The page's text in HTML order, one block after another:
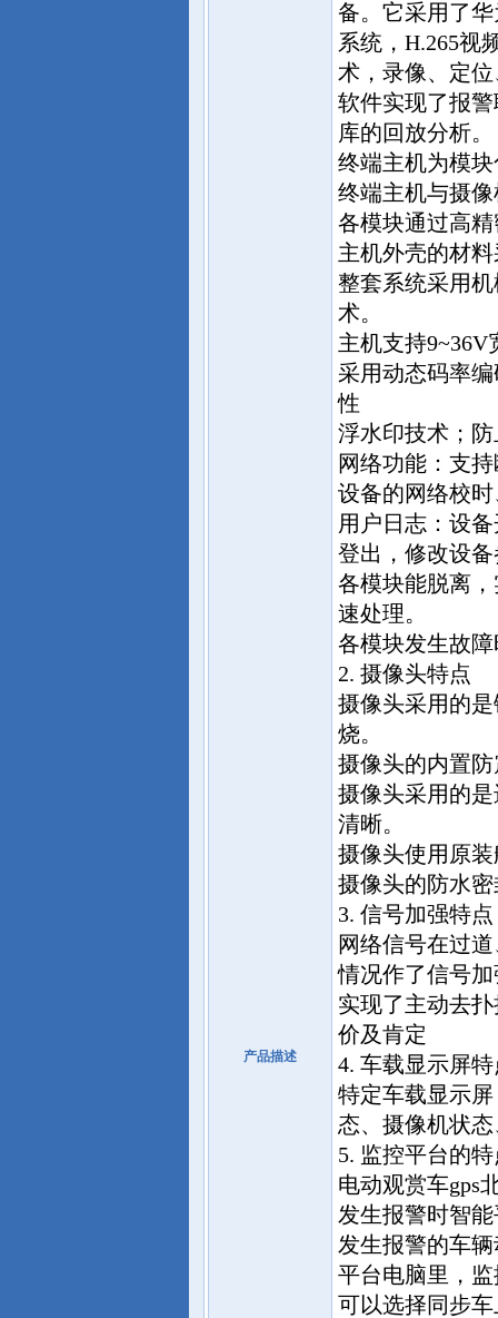
产品描述
备。它采用了
系统，H.265视
术，录像、定
软件实现了报
库的回放分析。
终端主机为模
终端主机与摄
各模块通过高
主机外壳的材
整套系统采用
术。
主机支持9~36V
采用动态码率
性
浮水印技术；
网络功能：支
设备的网络校
用户日志：设
登出，修改设
各模块能脱离
速处理。
各模块发生故
2. 摄像头特点
摄像头采用的
烧。
摄像头的内置
摄像头采用的
清晰。
摄像头使用原
摄像头的防水
3. 信号加强特点
网络信号在过
情况作了信号
实现了主动去
价及肯定
4. 车载显示屏特
特定车载显示
态、摄像机状
5. 监控平台的特
电动观赏车gps
发生报警时智
发生报警的车
平台电脑里，
可以选择同步